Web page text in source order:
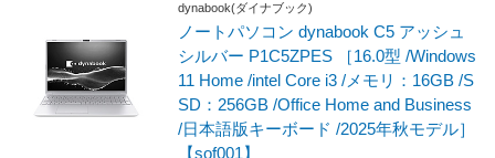
dynabook(ダイナブック)
ノートパソコン dynabook C5 アッシュ
シルバー P1C5ZPES ［16.0型 /Windows
11 Home /intel Core i3 /メモリ：16GB /S
SD：256GB /Office Home and Business
/日本語版キーボード /2025年秋モデル］
【sof001】